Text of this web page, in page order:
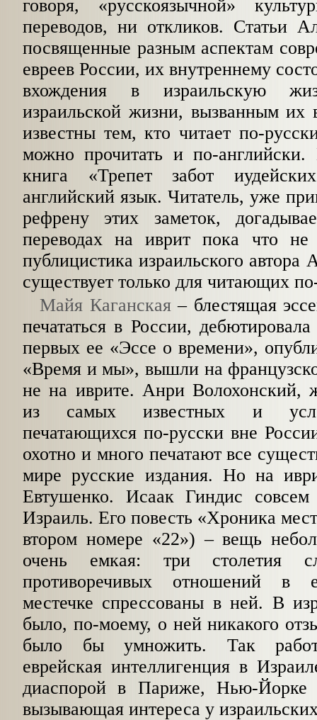
говоря, «русскоязычной»
переводов, ни откликов. Статьи
посвященные разным аспектам
евреев России, их внутреннему
вхож­дения в израильскую
израильской жизни, вызванным их
известны тем, кто читает по-
можно прочитать и по-английски.
книга «Трепет забот
английский язык. Читатель, уже
рефрену этих заметок,
переводах на иврит пока что не
публицистика израильско­го автора
существует только для читающих
Майя Каганская– блестящая
печа­таться в России,
первых ее «Эс­се о времени»,
«Время и мы», вы­шли на
не на иврите. Анри Волохонский,
из самых известных и
печатающихся по-русски вне
охотно и много печатают все
мире русские издания. Но на
Евту­шенко. Исаак Гиндис
Израиль. Его повесть «Хроника
втором номере «22») – вещь
очень емкая: три столетия
противоречивых отношений в
местечке спрессованы в ней. В
было, по-моему, о ней никакого
было бы умно­жить. Так
еврейская интеллигенция в
диаспорой в Париже, Нью-
вызывающая интереса у